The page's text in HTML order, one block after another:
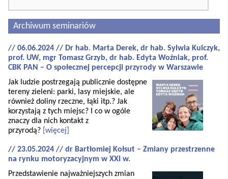
Archiwum seminariów
// 06.06.2024 // Dr hab. Marta Derek, dr hab. Sylwia Kulczyk,
prof. UW, mgr Tomasz Grzyb, dr hab. Edyta Woźniak, prof.
CBK PAN – O społecznej percepcji przyrody w Warszawie
Jak ludzie postrzegają publicznie dostępne
tereny zieleni: parki, lasy miejskie, ale
również doliny rzeczne, łąki itp.? Jak
korzystają z tych miejsc? I co w ogóle
znaczy dla nich kontakt z
przyrodą? [więcej]
// 23.05.2024 // dr Bartłomiej Kołsut – Zmiany przestrzenne
na rynku motoryzacyjnym w XXI w.
Przedstawienie najważniejszych zmian